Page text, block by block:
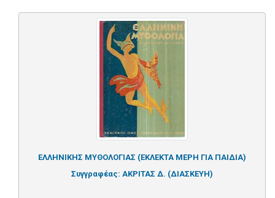
ΕΛΛΗΝΙΚΗΣ ΜΥΘΟΛΟΓΙΑΣ (ΕΚΛΕΚΤΑ ΜΕΡΗ ΓΙΑ ΠΑΙΔΙΑ)
Συγγραφέας: ΑΚΡΙΤΑΣ Δ. (ΔΙΑΣΚΕΥΗ)